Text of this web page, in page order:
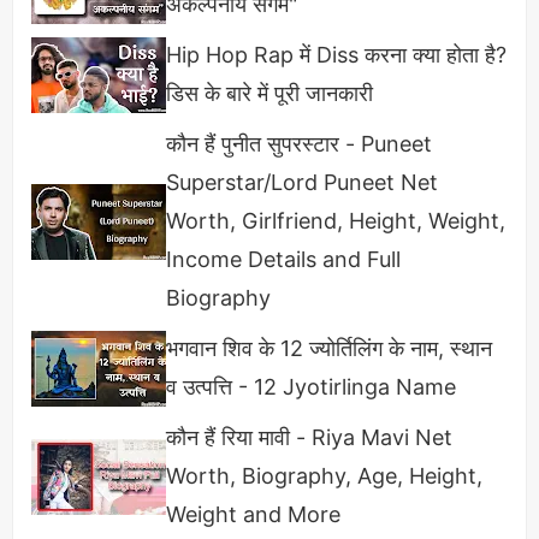
के शिक्षक को अर्थशास्त्र, नागरिकशास्त्र,
Hip Hop Rap में Diss करना क्या होता है?
डिस के बारे में पूरी जानकारी
कौन हैं पुनीत सुपरस्टार - Puneet
Superstar/Lord Puneet Net
Worth, Girlfriend, Height, Weight,
Income Details and Full
Biography
भगवान शिव के 12 ज्योर्तिलिंग के नाम, स्थान
व उत्पत्ति - 12 Jyotirlinga Name
कौन हैं रिया मावी - Riya Mavi Net
Worth, Biography, Age, Height,
Weight and More